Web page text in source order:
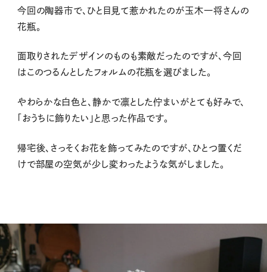
今回の陶器市で、ひと目見て惹かれたのが玉木一将さんの
花瓶。
面取りされたデザインのものも素敵だったのですが、今回
はこのつるんとしたフォルムの花瓶を選びました。
やわらかな白色と、静かで凛とした佇まいがとても好みで、
「おうちに飾りたい」と思った作品です。
帰宅後、さっそくお花を飾ってみたのですが、ひとつ置くだ
けで部屋の空気が少し変わったような気がしました。